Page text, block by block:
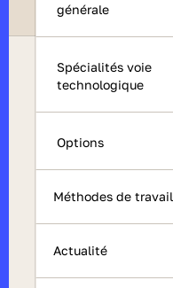
générale
Spécialités voie
technologique
Options
Méthodes de travail
Actualité